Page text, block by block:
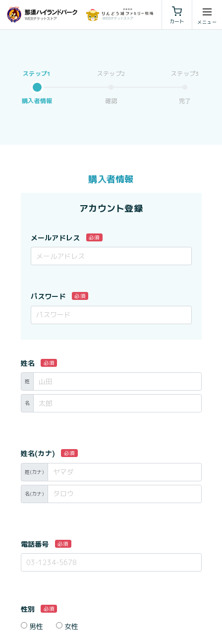
カート
特定商取引法に基づく表示
購入者情報 確認 完了
購入者情報
アカウント登録
メールアドレス 必須
パスワード 必須
姓名 必須
姓
名
姓名(カナ) 必須
姓(カナ)
名(カナ)
電話番号 必須
性別 必須
男性 女性